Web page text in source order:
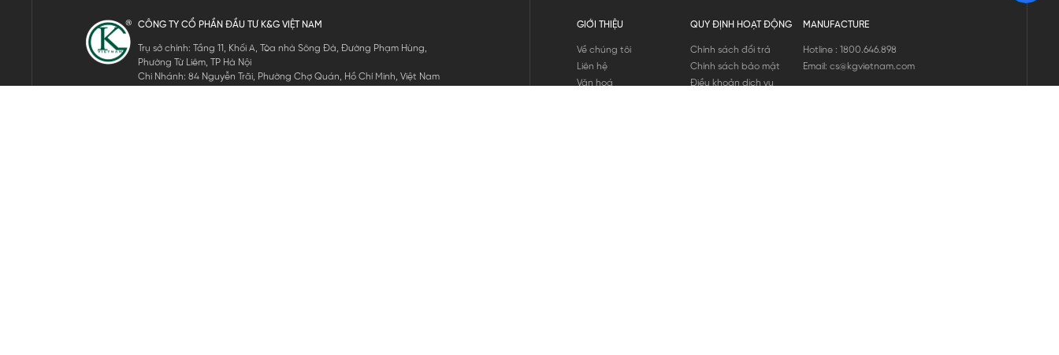
CÔNG TY CỔ PHẦN ĐẦU TƯ K&G VIỆT NAM
Trụ sở chính: Tầng 11, Khối A, Tòa nhà Sông Đà, Đường Phạm Hùng,
Phường Từ Liêm, TP Hà Nội
Chi Nhánh: 84 Nguyễn Trãi, Phường Chợ Quán, Hồ Chí Minh, Việt Nam
GIỚI THIỆU
Về chúng tôi
Liên hệ
Văn hoá
QUY ĐỊNH HOẠT ĐỘNG
Chính sách đổi trả
Chính sách bảo mật
Điều khoản dịch vụ
MANUFACTURE
Hotline : 1800.646.898
Email: cs@kgvietnam.com